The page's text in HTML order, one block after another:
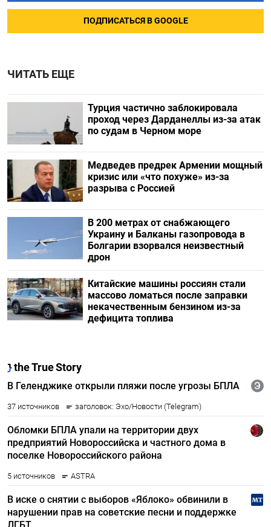
ПОДПИСАТЬСЯ В GOOGLE
ЧИТАТЬ ЕЩЕ
Турция частично заблокировала
проход через Дарданеллы из-за атак
по судам в Черном море
Медведев предрек Армении мощный
кризис или «что похуже» из-за
разрыва с Россией
В 200 метрах от снабжающего
Украину и Балканы газопровода в
Болгарии взорвался неизвестный
дрон
Китайские машины россиян стали
массово ломаться после заправки
некачественным бензином из-за
дефицита топлива